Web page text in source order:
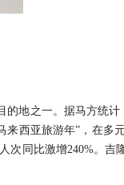
地之一。据马方统计
西亚旅游年”，在多
次同比激增240%。吉